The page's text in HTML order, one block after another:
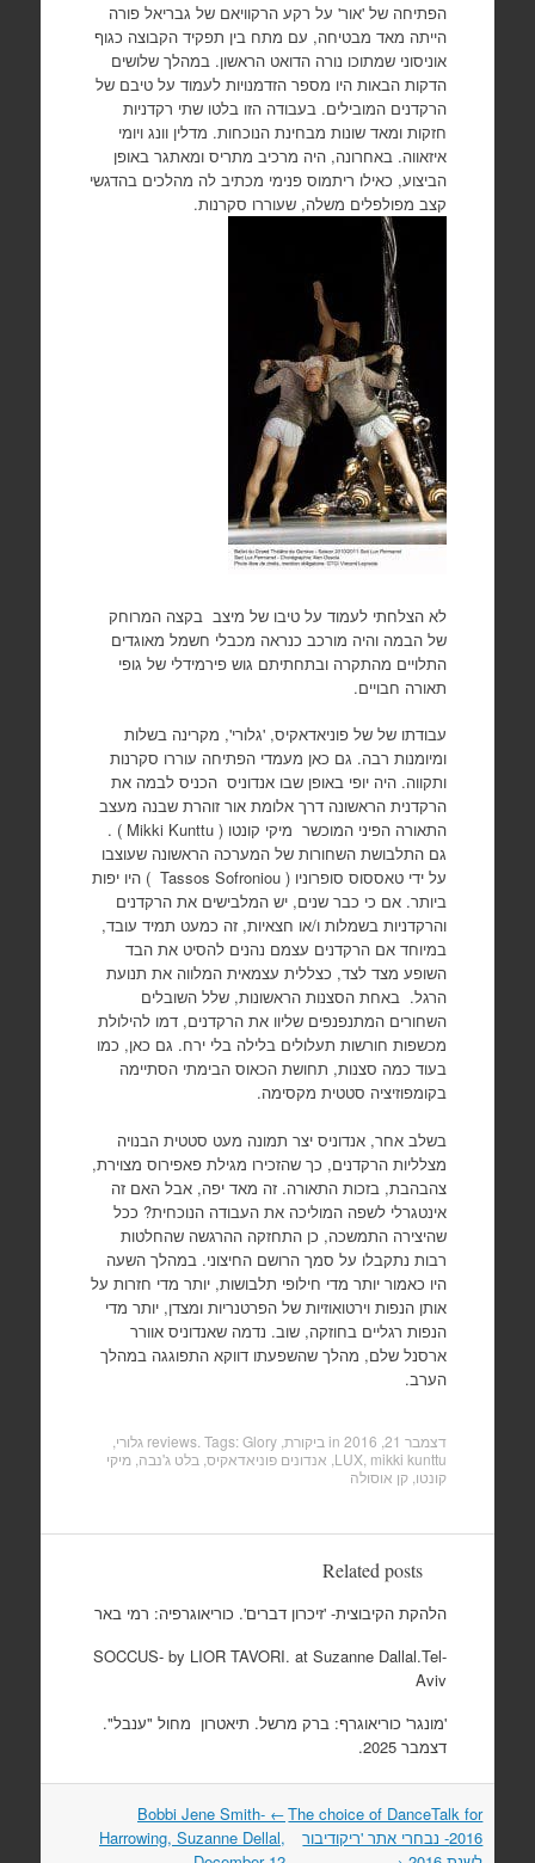
הפתיחה של 'אור' על רקע הרקוויאם של גבריאל פורה
הייתה מאד מבטיחה, עם מתח בין תפקיד הקבוצה כגוף
אוניסוני שמתוכו נורה הדואט הראשון. במהלך שלושים
הדקות הבאות היו מספר הזדמנויות לעמוד על טיבם של
הרקדנים המובילים. בעבודה הזו בלטו שתי רקדניות
חזקות ומאד שונות מבחינת הנוכחות. מדלין וונג ויומי
איזאווה. באחרונה, היה מרכיב מתריס ומאתגר באופן
הביצוע, כאילו ריתמוס פנימי מכתיב לה מהלכים בהדגשי
קצב מפולפלים משלה, שעוררו סקרנות.
לא הצלחתי לעמוד על טיבו של מיצב בקצה המרוחק
של הבמה והיה מורכב כנראה מכבלי חשמל מאוגדים
התלויים מהתקרה ובתחתיתם גוש פירמידלי של גופי
תאורה חבויים.
עבודתו של של פוניאדאקיס, 'גלורי', מקרינה בשלות
ומיומנות רבה. גם כאן מעמדי הפתיחה עוררו סקרנות
ותקווה. היה יופי באופן שבו אנדוניס הכניס לבמה את
הרקדנית הראשונה דרך אלומת אור זוהרת שבנה מעצב
התאורה הפיני המוכשר מיקי קונטו ( Mikki Kunttu ) .
גם התלבושת השחורות של המערכה הראשונה שעוצבו
על ידי טאססוס סופרוניו ( Tassos Sofroniou ) היו יפות
ביותר. אם כי כבר שנים, יש המלבישים את הרקדנים
והרקדניות בשמלות ו/או חצאיות, זה כמעט תמיד עובד,
במיוחד אם הרקדנים עצמם נהנים להסיט את הבד
השופע מצד לצד, כצללית עצמאית המלווה את תנועת
הרגל. באחת הסצנות הראשונות, שלל השובלים
השחורים המתנפנפים שליוו את הרקדנים, דמו להילולת
מכשפות חורשות תעלולים בלילה בלי ירח. גם כאן, כמו
בעוד כמה סצנות, תחושת הכאוס הבימתי הסתיימה
בקומפוזיציה סטטית מקסימה.
בשלב אחר, אנדוניס יצר תמונה מעט סטטית הבנויה
מצלליות הרקדנים, כך שהזכירו מגילת פאפירוס מצוירת,
צהבהבת, בזכות התאורה. זה מאד יפה, אבל האם זה
אינטגרלי לשפה המוליכה את העבודה הנוכחית? ככל
שהיצירה התמשכה, כן התחזקה ההרגשה שהחלטות
רבות נתקבלו על סמך הרושם החיצוני. במהלך השעה
היו כאמור יותר מדי חילופי תלבושות, יותר מדי חזרות על
אותן הנפות וירטואוזיות של הפרטנריות ומצדן, יותר מדי
הנפות רגליים בחוזקה, שוב. נדמה שאנדוניס אוורר
ארסנל שלם, מהלך שהשפעתו דווקא התפוגגה במהלך
הערב.
דצמבר 21, 2016 in ביקורת, reviews . Tags:Glory גלורי
LUX mikki kunttu אנדונים פוניאדאקיס, בלט ג'נבה מיקי
קונטו קן אוסולה
Related posts
הלהקת הקיבוצית- 'זיכרון דברים'. כוריאוגרפיה: רמי באר
SOCCUS- by LIOR TAVORI. at Suzanne Dallal.Tel-
Aviv
'מונגר' כוריאוגרף: ברק מרשל. תיאטרון מחול "ענבל".
דצמבר 2025.
Post
navigation
←
Bobbi Jene Smith-
Harrowing, Suzanne Dellal,
The choice of DanceTalk for
2016- נבחרי אתר 'ריקודיבור